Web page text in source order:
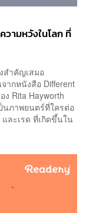
ามหวังในโลก ที่
สำคัญเสมอ
ากหนังสือ Different
ง Rita Hayworth
นภาพยนตร์ที่ใครต่อ
ละเรด ที่เกิดขึ้นใน